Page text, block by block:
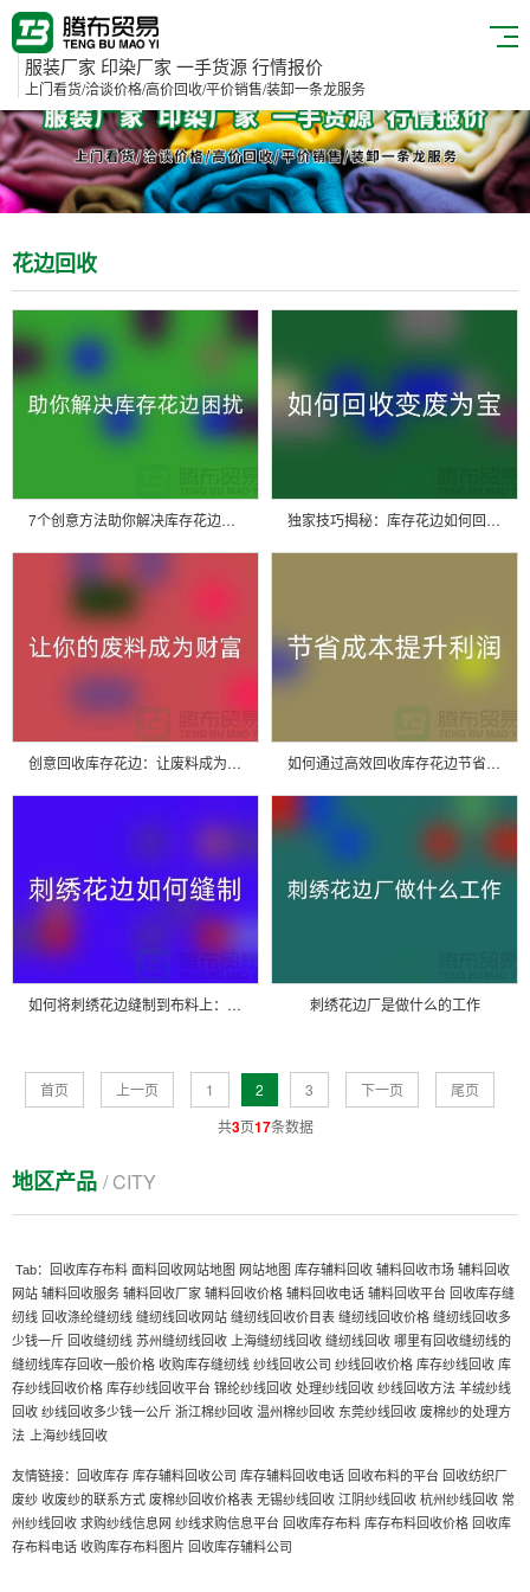
服装厂家 印染厂家 一手货源 行情报价
上门看货/洽谈价格/高价回收/平价销售/装卸一条龙服务
花边回收
7个创意方法助你解决库存花边困扰 独家技巧揭秘：库存花边如何回收变废为宝
创意回收库存花边：让废料成为财富 如何通过高效回收库存花边节省成本提升利润
如何将刺绣花边缝制到布料上：一份详细指南 刺绣花边厂是做什么的工作
首页 上一页 1 2 3 下一页
尾页
共3页17条数据
地区产品 / CITY
Tab： 回收库存布料 面料回收网站地图 网站地图 库存辅料回收 辅料回收市场 辅料回收
网站 辅料回收服务 辅料回收厂家 辅料回收价格 辅料回收电话 辅料回收平台 回收库存缝
纫线 回收涤纶缝纫线 缝纫线回收网站 缝纫线回收价目表 缝纫线回收价格 缝纫线回收多
少钱一斤 回收缝纫线 苏州缝纫线回收 上海缝纫线回收 缝纫线回收 哪里有回收缝纫线的
缝纫线库存回收一般价格 收购库存缝纫线 纱线回收公司 纱线回收价格 库存纱线回收 库
存纱线回收价格 库存纱线回收平台 锦纶纱线回收 处理纱线回收 纱线回收方法 羊绒纱线
回收 纱线回收多少钱一公斤 浙江棉纱回收 温州棉纱回收 东莞纱线回收 废棉纱的处理方
法 上海纱线回收
友情链接： 回收库存库存辅料回收公司 库存辅料回收电话 回收布料的平台 回收纺织厂
废纱 收废纱的联系方式 废棉纱回收价格表 无锡纱线回收 江阴纱线回收 杭州纱线回收 常
州纱线回收 求购纱线信息网 纱线求购信息平台 回收库存布料 库存布料回收价格 回收库
存布料电话 收购库存布料图片 回收库存辅料公司